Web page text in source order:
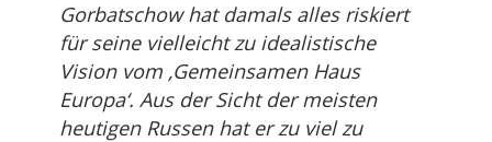
Gorbatschow hat damals alles riskiert
für seine vielleicht zu idealistische
Vision vom ‚Gemeinsamen Haus
Europa‘. Aus der Sicht der meisten
heutigen Russen hat er zu viel zu